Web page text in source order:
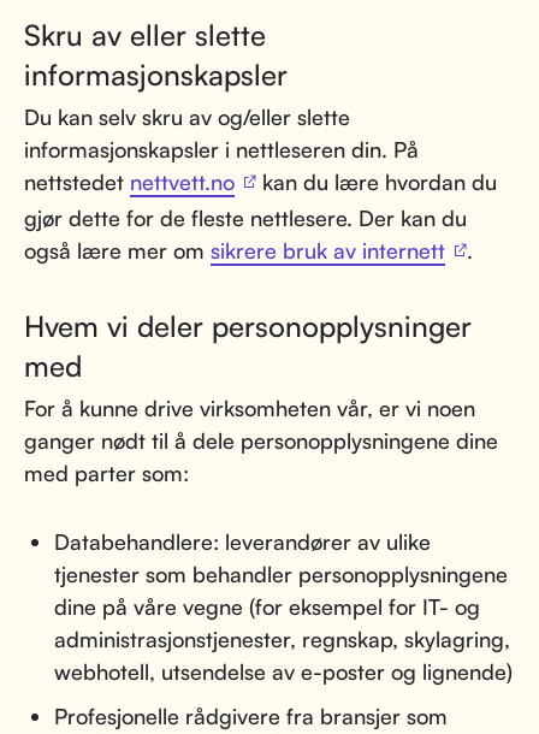
Skru av eller slette
informasjonskapsler
Du kan selv skru av og/eller slette
informasjonskapsler i nettleseren din. På
nettstedet nettvett.no
kan du lære hvordan du
gjør dette for de fleste nettlesere. Der kan du
også lære mer om sikrere bruk av internett .
Hvem vi deler personopplysninger
med
For å kunne drive virksomheten vår, er vi noen
ganger nødt til å dele personopplysningene dine
med parter som:
Databehandlere: leverandører av ulike
tjenester som behandler personopplysningene
dine på våre vegne (for eksempel for IT- og
administrasjonstjenester, regnskap, skylagring,
webhotell, utsendelse av e-poster og lignende)
Profesjonelle rådgivere fra bransjer som